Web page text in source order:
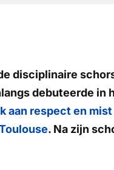
disciplinaire
debuteerde in
aan respect en mist
. Na zijn